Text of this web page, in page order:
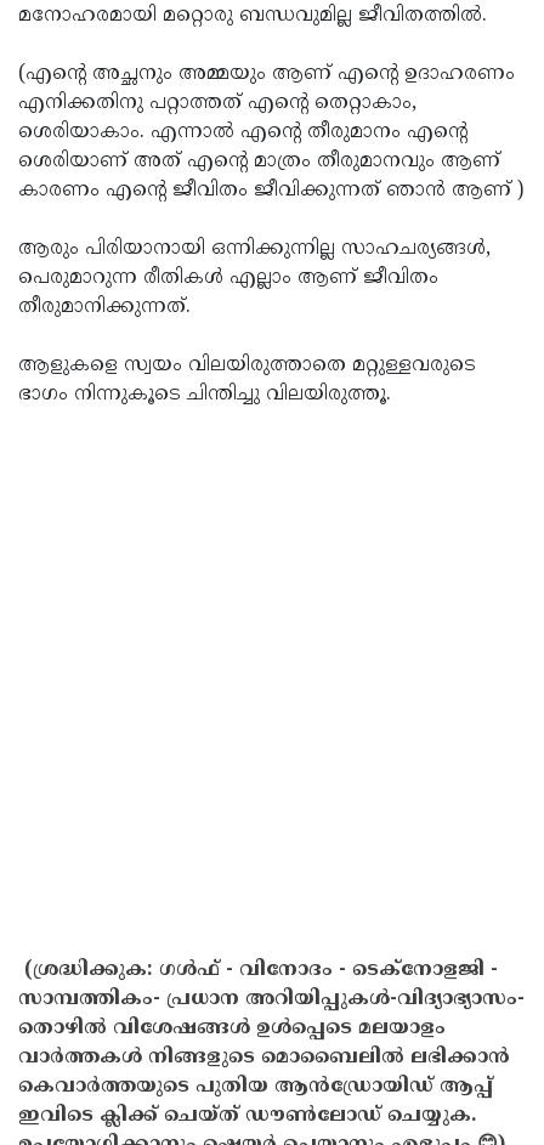
മനോഹരമായി മറ്റൊരു ബന്ധവുമില്ല ജീവിതത്തില്‍.
(എന്റെ അച്ഛനും അമ്മയും ആണ് എന്റെ ഉദാഹരണം
എനിക്കതിനു പറ്റാത്തത് എന്റെ തെറ്റാകാം,
ശെരിയാകാം. എന്നാല്‍ എന്റെ തീരുമാനം എന്റെ
ശെരിയാണ് അത് എന്റെ മാത്രം തീരുമാനവും ആണ്
കാരണം എന്റെ ജീവിതം ജീവിക്കുന്നത് ഞാന്‍ ആണ് )
ആരും പിരിയാനായി ഒന്നിക്കുന്നില്ല സാഹചര്യങ്ങള്‍,
പെരുമാറുന്ന രീതികള്‍ എല്ലാം ആണ് ജീവിതം
തീരുമാനിക്കുന്നത്.
ആളുകളെ സ്വയം വിലയിരുത്താതെ മറ്റുള്ളവരുടെ
ഭാഗം നിന്നുകൂടെ ചിന്തിച്ചു വിലയിരുത്തൂ.
(ശ്രദ്ധിക്കുക: ഗൾഫ് - വിനോദം - ടെക്നോളജി -
സാമ്പത്തികം- പ്രധാന അറിയിപ്പുകൾ-വിദ്യാഭ്യാസം-
തൊഴിൽ വിശേഷങ്ങൾ ഉൾപ്പെടെ മലയാളം
വാർത്തകൾ നിങ്ങളുടെ മൊബൈലിൽ ലഭിക്കാൻ
കെവാർത്തയുടെ പുതിയ ആൻഡ്രോയിഡ് ആപ്പ്
ഇവിടെ ക്ലിക്ക് ചെയ്ത് ഡൗൺലോഡ് ചെയ്യുക.